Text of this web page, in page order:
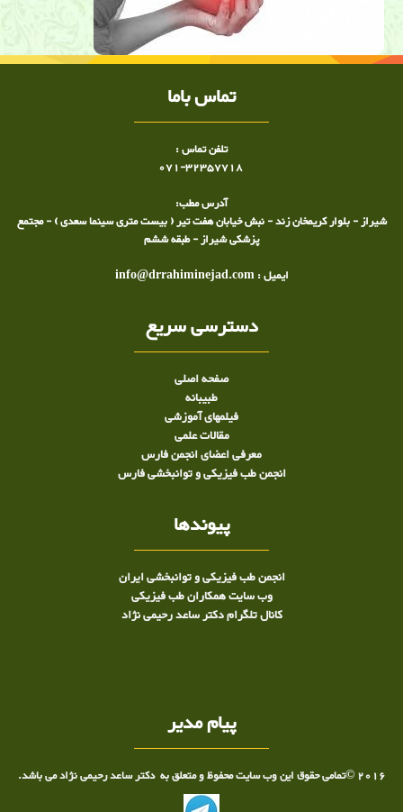
تماس باما
تلفن تماس :
071-32357718
آدرس مطب:
شیراز - بلوار کریمخان زند - نبش خیابان هفت تیر ( بیست متری سینما سعدی ) - مجتمع
پزشکی شیراز - طبقه ششم
ایمیل : info@drrahiminejad.com
دسترسی سریع
صفحه اصلی
طبيبانه
فیلمهای آموزشی
مقالات علمی
معرفی اعضای انجمن فارس
انجمن طب فیزیکی و توانبخشی فارس
پیوندها
انجمن طب فیزیکی و توانبخشی ایران
وب سایت همکاران طب فیزیکی
کانال تلگرام دکتر ساعد رحیمی نژاد
پیام مدیر
2016 ©تمامی حقوق این وب سایت محفوظ و متعلق به دکتر ساعد رحیمی نژاد می باشد.